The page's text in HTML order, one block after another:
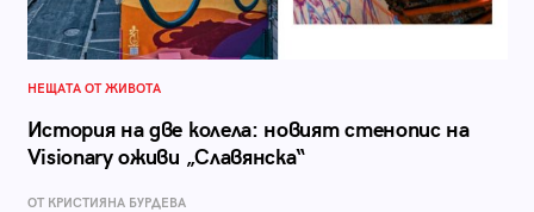
НЕЩАТА ОТ ЖИВОТА
История на две колела: новият стенопис на
Visionary оживи „Славянска“
ОТ КРИСТИЯНА БУРДЕВА